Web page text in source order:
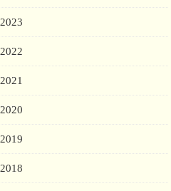
2023
2022
2021
2020
2019
2018